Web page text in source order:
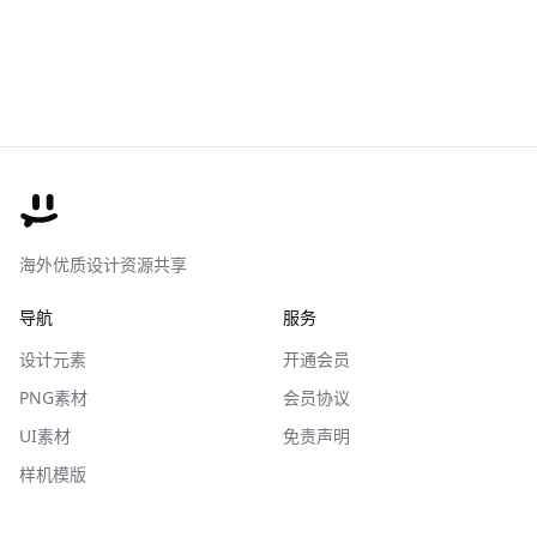
海外优质设计资源共享
导航
设计元素
PNG素材
UI素材
样机模版
服务
开通会员
会员协议
免责声明